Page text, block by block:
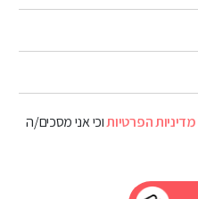
מדיניות הפרטיותוכי אני מסכים/ה